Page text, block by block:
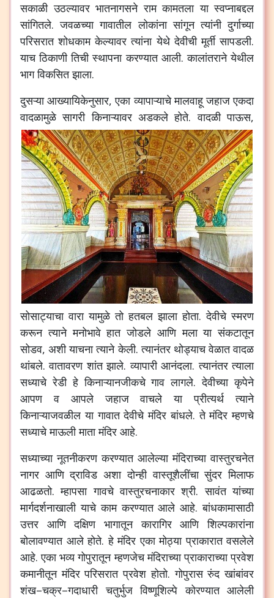
सकाळी उठल्यावर भातनागसने राम कामतला या स्वप्नाबद्दल
सांगितले.जवळच्या गावातील लोकांना सांगून त्यांनी दुर्गाच्या
परिसरात शोधकाम केल्यावर त्यांना येथे देवीची मूर्ती सापडली.
याच ठिकाणी तिची स्थापना करण्यात आली.कालांतराने येथील
भाग विकसित झाला.
दुसऱ्या आख्यायिकेनुसार,एका व्यापाऱ्याचे मालवाहू जहाज एकदा
वादळामुळे सागरी किनाऱ्यावर अडकले होते.वादळी पाऊस,
सोसाट्याचा वारा यामुळे तो हतबल झाला होता.देवीचे स्मरण
करून त्याने मनोभावे हात जोडले आणि मला या संकटातून
सोडव,अशी याचना त्याने केली.त्यानंतर थोड्याच वेळात वादळ
थांबले.वातावरण शांत झाले.व्यापारी आनंदला.त्यानंतर त्याला
सध्याचे रेडी हे किनाऱ्यानजीकचे गाव लागले.देवीच्या कृपेने
आपण
व आपले जहाज वाचले या प्रीत्यर्थ
त्याने
किनाऱ्याजवळील या गावात देवीचे मंदिर बांधले.ते मंदिर म्हणचे
सध्याचे माऊली माता मंदिर आहे.
सध्याच्या नूतनीकरण करण्यात आलेल्या मंदिराच्या वास्तुरचनेत
नागर आणि द्राविड अशा दोन्ही वास्तूशैलींचा सुंदर मिलाफ
आढळतो.म्हापसा गावचे वास्तुरचनाकार श्री.सावंत यांच्या
मार्गदर्शनाखाली याचे काम करण्यात आले आहे.बांधकामासाठी
उत्तर आणि दक्षिण भागातून कारागिर आणि शिल्पकारांना
बोलावण्यात आले होते.हे मंदिर एका मोठ्या प्राकारात वसलेले
आहे.एका भव्य गोपुरातून म्हणजेच मंदिराच्या प्राकाराच्या प्रवेश
कमानीतून मंदिर परिसरात प्रवेश होतो.गोपुरास रुंद खांबांवर
शंख–चक्र–गदाधारी चतुर्भुज विष्णूशिल्पे कोरण्यात आलेली